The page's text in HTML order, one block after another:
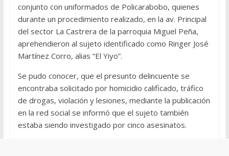
conjunto con uniformados de Policarabobo, quienes
durante un procedimiento realizado, en la av. Principal
del sector La Castrera de la parroquia Miguel Peña,
aprehendieron al sujeto identificado como Ringer José
Martínez Corro, alias “El Yiyo”.
Se pudo conocer, que el presunto delincuente se
encontraba solicitado por homicidio calificado, tráfico
de drogas, violación y lesiones, mediante la publicación
en la red social se informó que el sujeto también
estaba siendo investigado por cinco asesinatos.